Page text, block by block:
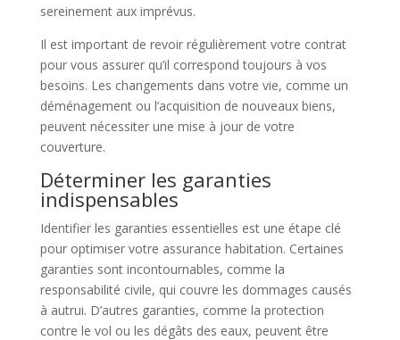
sereinement aux imprévus.
Il est important de revoir régulièrement votre contrat
pour vous assurer qu’il correspond toujours à vos
besoins. Les changements dans votre vie, comme un
déménagement ou l’acquisition de nouveaux biens,
peuvent nécessiter une mise à jour de votre
couverture.
Déterminer les garanties
indispensables
Identifier les garanties essentielles est une étape clé
pour optimiser votre assurance habitation. Certaines
garanties sont incontournables, comme la
responsabilité civile, qui couvre les dommages causés
à autrui. D’autres garanties, comme la protection
contre le vol ou les dégâts des eaux, peuvent être